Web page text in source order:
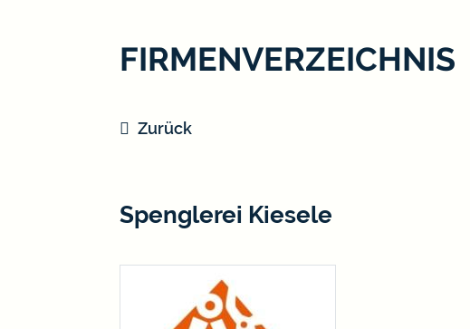
FIRMENVERZEICHNIS
Zurück
Spenglerei Kiesele